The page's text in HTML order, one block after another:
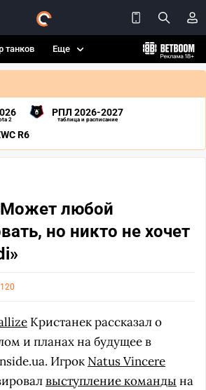
танков Еще
2
РПЛ 2026-2027
таблица и расписание
R6
любой
но никто не хочет
120
Кристанек рассказал о
и планах на будущее в
Игрок Natus Vincere
выступление команды на